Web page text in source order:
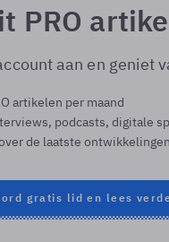
PRO
aan en geniet
artikelen per maand
podcasts, digitale
de laatste
gratis lid en lees